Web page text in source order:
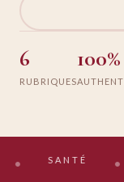
6
RUBRIQUES
100%
•